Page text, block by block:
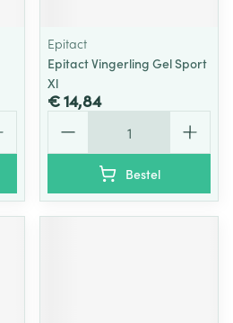
Epitact
Epitact Vingerling Gel Sport
Xl
€ 14,84
Bestel